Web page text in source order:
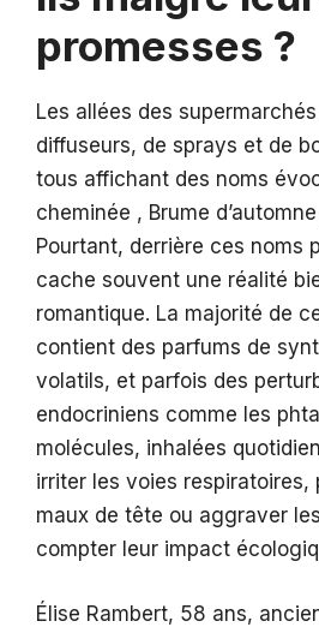
promesses ?
Les allées des
diffuseurs, de sprays et de
tous affichant des noms
cheminée , Brume
Pourtant, derrière ces noms
cache souvent une réalité
romantique. La majorité de
contient des parfums de
volatils, et parfois des
endocriniens comme les
molécules, inhalées
irriter les voies respiratoires,
maux de tête ou aggraver
compter leur impact
Élise Rambert, 58 ans,